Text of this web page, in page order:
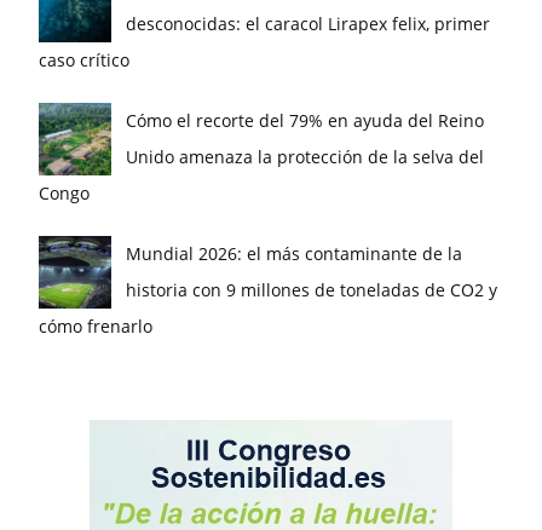
desconocidas: el caracol Lirapex felix, primer
caso crítico
Cómo el recorte del 79% en ayuda del Reino
Unido amenaza la protección de la selva del
Congo
Mundial 2026: el más contaminante de la
historia con 9 millones de toneladas de CO2 y
cómo frenarlo